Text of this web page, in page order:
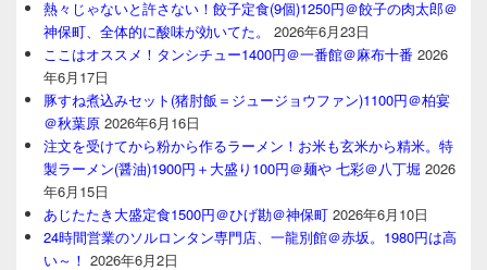
熱々じゃないと許さない！餃子定食(9個)1250円＠餃子の肉太郎＠
神保町、全体的に酸味が効いてた。
2026年6月23日
ここはオススメ！タンシチュー1400円＠一番館＠麻布十番 2026
年6月17日
豚すね煮込みセット(猪肘飯＝ジュージョウファン)1100円＠柏宴
＠秋葉原 2026年6月16日
注文を受けてから粉から作るラーメン！お米も玄米から精米。特
製ラーメン(醤油)1900円＋大盛り100円＠麺や 七彩＠八丁堀 2026
年6月15日
あじたたき大盛定食1500円＠ひげ勘＠神保町 2026年6月10日
24時間営業のソルロンタン専門店、一龍別館＠赤坂。1980円は高
い～！ 2026年6月2日